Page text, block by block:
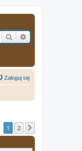
Szukaj
Zaloguj się
1 2